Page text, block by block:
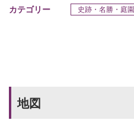
カテゴリー 史跡・名勝・庭園
地図